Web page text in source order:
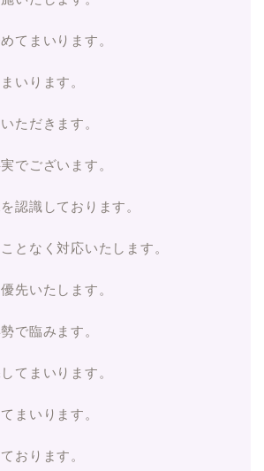
てまいります。
いります。
ただきます。
でございます。
認識しております。
となく対応いたします。
先いたします。
で臨みます。
てまいります。
まいります。
おります。